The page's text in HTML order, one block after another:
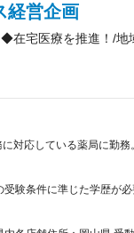
経営企画
◆在宅医療を推進！/
対応している薬局に勤
験条件に準じた学歴が必